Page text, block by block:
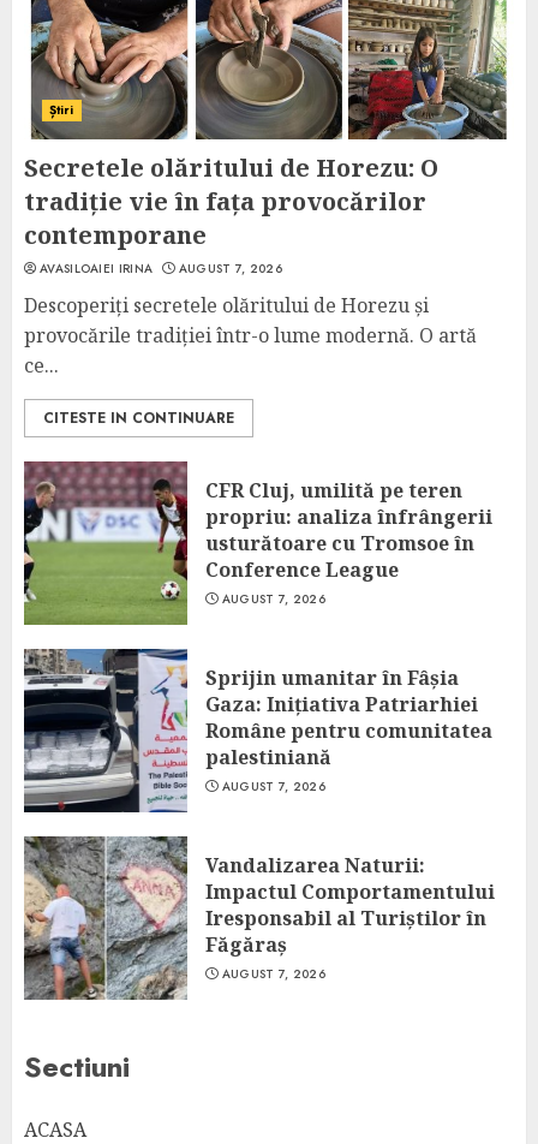
Știri
Secretele olăritului de Horezu: O
tradiție vie în fața provocărilor
contemporane
AVASILOAIEI IRINA AUGUST 7, 2026
Descoperiți secretele olăritului de Horezu și
provocările tradiției într-o lume modernă. O artă
ce...
CITESTE IN CONTINUARE
CFR Cluj, umilită pe teren
propriu: analiza înfrângerii
usturătoare cu Tromsoe în
Conference League
AUGUST 7, 2026
Sprijin umanitar în Fâșia
Gaza: Inițiativa Patriarhiei
Române pentru comunitatea
palestiniană
AUGUST 7, 2026
Vandalizarea Naturii:
Impactul Comportamentului
Iresponsabil al Turiștilor în
Făgăraș
AUGUST 7, 2026
Sectiuni
ACASA